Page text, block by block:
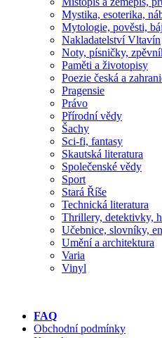
Mystika, esoterika,
Mytologie, pověsti,
Nakladatelství Vltavín
Noty, písničky,
Paměti a životopisy
Poezie česká a
Pragensie
Právo
Přírodní vědy
Šachy
Sci-fi, fantasy
Skautská literatura
Společenské vědy
Sport
Stará Říše
Technická literatura
Thrillery, detektivky,
Učebnice, slovníky,
Umění a architektura
Varia
Vinyl
FAQ
Obchodní podmínky